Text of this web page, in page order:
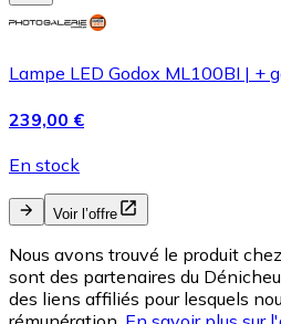
Lampe LED Godox ML100BI | +
239,00 €
En stock
Voir l’offre
Nous avons trouvé le produit
sont des partenaires du
des liens affiliés pour lesquels